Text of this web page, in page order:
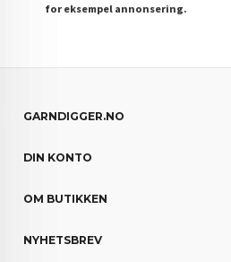
for eksempel annonsering.
GARNDIGGER.NO
DIN KONTO
OM BUTIKKEN
NYHETSBREV